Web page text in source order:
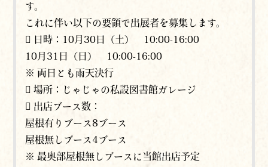
す。
これに伴い以下の要領で出展者を募集します。
 日時：10月30日（土） 10:00-16:00
10月31日（日） 10:00-16:00
※ 両日とも雨天決行
 場所：じゃじゃの私設図書館ガレージ
 出店ブース数：
屋根有りブース8ブース
屋根無しブース4ブース
※ 最奥部屋根無しブースに当館出店予定